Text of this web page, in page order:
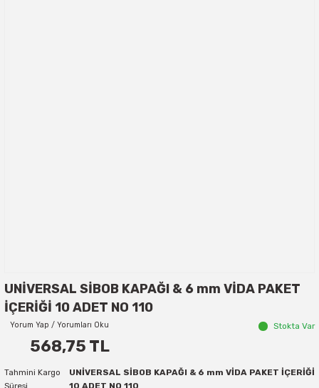
UNİVERSAL SİBOB KAPAĞI & 6 mm VİDA PAKET
İÇERİĞİ 10 ADET NO 110
Yorum Yap / Yorumları Oku Stokta Var
568,75 TL
Tahmini Kargo
Süresi
UNİVERSAL SİBOB KAPAĞI & 6 mm VİDA PAKET İÇERİĞİ
10 ADET NO 110